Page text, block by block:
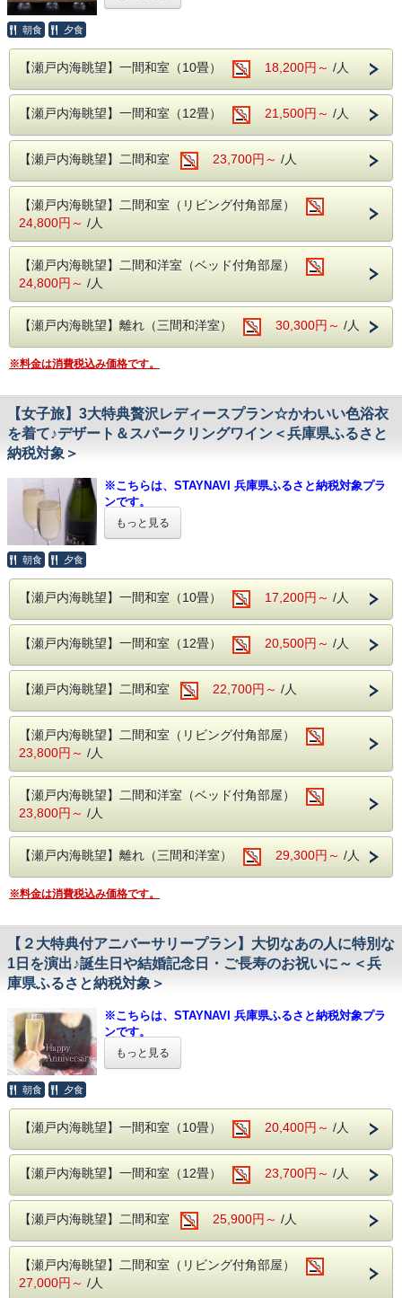
■播州赤穂駅より送迎バスあり ※事前予約制
備考欄に記入または前日までに
お電話でご予約をお願いいたします。
「お一人様で当館にご宿泊されるお客様かつ現地でのお支払
いをご希望の場合」はチェックイン時に【宿泊費+入湯税】
のお支払いをお願いしております。
-------------------------------------------------------------
■温泉 ～名湯100選に選ばれた「よみがえりの湯」～
疲労回復や美肌効果のある赤穂温泉を
瀬戸内海を一望できる絶景の露天風呂でお愉しみ頂けます。
外温泉 男女入れ替え制
【露天風呂】
男性05：30〜10：00、女性15：00〜23：00
【室内大岩風呂】
女性05：30〜10：00、男性15：00〜23：00
大浴場 内風呂
【男湯・女湯】05：30〜23：00
【海楼庭園】～呑海楼の癒しと絶景のスポット～
朝には瀬戸内海から昇ってくる朝日を
夜には松明やライトアップで幻想的な雰囲気を楽しめます。
利用時間 5：30 ～ 23：00
（18：00～20：00はご利用頂けません。）
■心を癒す ～絶景とおもてなし～
・オーシャンビューの客室や露天風呂から
瀬戸内海に昇る絶景の朝日がご覧いただけます。
■播州赤穂駅より送迎バスあり ※事前予約制
送り時刻 09：10、10：10
備考欄に記入または前日までに
お電話でご予約をお願いいたします。
■夕食：人気の季節の彩り会席となります。
となります。
前菜、椀物、造り、和牛の陶板焼、鯛の兜煮、茶碗蒸し、
御飯、留椀、香物、デザート
■お子様ランチ
［内容一例］
チキンライス ワンプレート（海老フライ・唐揚げ・一口
コロッケ・ハンバーグ・ポテトフライ・生野菜サラダ） コ
ーンスープ 茶碗蒸し デザート
◇◆◇お食事についてのご案内◆◇◆
※当日の仕入れ状況にあわせ、厳選してご提
※２階お食事処にてご用意いたします。
※朝食は和定食となります。
※お子様も含めましてアレルギーの有無・詳細を当館
までご連絡下さいませ。
ため、前日や当日ではご対応出来兼ねます。予めご連
絡下さいませ。
■人気オプション「鯛の塩釜焼き」のご案内
【前日までのご予約制】
新鮮な真鯛を赤穂の塩で包み焼き上げた
小：4,400円（税込）
中：6,600円（税込）
大：8,800円（税込）
※予約時の「備考欄」または予約後にお電話
にて
事前にご連絡をお願いいたします。
フロント：0791-42-6601
-------------------------------------------------------------
■温泉 ～名湯100選に選ばれた「よみがえりの湯」～
瀬戸内海を一望できる絶景の露天風呂でお愉しみ頂けます。
外温泉 男女入れ替え制
男性05：30〜10：00、女性15：00〜23：00
【室内大岩風呂】
女性05：30〜10：00、男性15：00〜23：00
大浴場 内風呂
【海楼庭園】～呑海楼の癒しと絶景のスポット～
朝には瀬戸内海から昇ってくる朝日を
夜には松明やライトアップで幻想的な雰囲気を楽しめま
す。
利用時間 5：30 ～ 23：00
■心を癒す ～絶景とおもてなし～
瀬戸内海に昇る絶景の朝日がご覧いただけます。
備考欄に記入または前日までに
・当館では全てのプラン（事前カード決済のみのプラ
ンは不可）で納税額の30％が割引となる兵庫県ふるさ
・プラン予約だけでは、兵庫県ふるさと納税返礼クー
ポンは適用されませんので下記の通り手続き下さい。
1. 当館公式ホームページからご予約（このページです）
※お支払方法は必ず【現地決済】をお選びください。
2. STAYNAVIふるさと納税 呑海楼のページに移動し、寄附
手続き＆決済（クレジットカード決済）後、電子クーポンが
3. チェックイン当日にフロントにSTAYNAVIで発行クーポン
（印刷もしくはスマホ画面）を提示することにより割引が適
【プラン内容】
こだわりの地酒と自慢の会席料理を堪能
お得な利き酒セット付ほろ酔いプラン★
一！
さらに日本一の品質と言われる酒米「山田錦」の故郷でもあ
ります。
いと
利き酒セット付のプランをご用意いたしました！
≪兵庫のおすすめ日本酒 利き酒セット≫
●龍力酒造「神力 特別純米」
兵庫県たつの市御津町中島産『神力』100%使用の特別純米
華やかな米の香りとコクのある旨み、スッキリとした後味に
適度な酸が心地よい余韻を感じさせます。
●奥藤酒造「忠臣蔵 純米吟醸」
なめらかで柔らかくまったりとした口当たりが特徴
独特の酸がバランスよく日本酒本来の豊かな味わいを楽しめ
●山陽盃酒造「播州一献 純米超辛口無濾過」
味わいとキレを両立させた超辛口！
濃醇な旨味と米の自然な甘味の絶妙なバランスがクセにな
辛口ファンにはたまらない逸品です。
■夕食 ：
人気の季節の彩り会席となります。
料理内容はスタンダードプランに記載をしております。
■小学生のお子様のお料理はお子様用にご準備した特別会席
前菜、椀物、造り、和牛の陶板焼、鯛の兜煮、茶碗蒸し、
御飯、留椀、香物、デザート
■お子様ランチ
［内容一例］
チキンライス ワンプレート（海老フライ・唐揚げ・一口
コロッケ・ハンバーグ・ポテトフライ・生野菜サラダ） コ
ーンスープ 茶碗蒸し デザート
◇◆◇お食事についてのご案内◆◇◆
※朝食は和定食となります。
※お子様も含めましてアレルギーの有無・詳細を当館
◇当館は鯖を含む青魚を使用して出汁を引いている
ため、前日や当日ではご対応出来兼ねます。予めご連
※料理写真はイメージです。
-------------------------------------------------------------
疲労回復や美肌効果のある赤穂温泉を
瀬戸内海を一望できる絶景の露天風呂でお愉しみ頂けます。
朝食 夕食
【瀬戸内海眺望】一間和室（10畳） 18,200円～ /人
【瀬戸内海眺望】一間和室（12畳） 21,500円～ /人
【瀬戸内海眺望】二間和室 23,700円～ /人
【瀬戸内海眺望】二間和室（リビング付角部屋）
24,800円～ /人
【瀬戸内海眺望】二間和洋室（ベッド付角部屋）
24,800円～ /人
【瀬戸内海眺望】離れ（三間和洋室） 30,300円～ /人
※料金は消費税込み価格です。
【女子旅】3大特典贅沢レディースプラン☆かわいい色浴衣
を着て♪デザート＆スパークリングワイン＜兵庫県ふるさと
納税対象＞
※こちらは、STAYNAVI 兵庫県ふるさと納税対象プラ
ンです。
※ふるさと納税をご利用されない方も、ご予約頂けま
・当館では全てのプラン（事前カード決済のみのプラ
ンは不可）で納税額の30％が割引となる兵庫県ふるさ
・プラン予約だけでは、兵庫県ふるさと納税返礼クー
ポンは適用されませんので下記の通り手続き下さい。
1. 当館公式ホームページからご予約（このページです）
※お支払方法は必ず【現地決済】をお選びください。
2. STAYNAVIふるさと納税 呑海楼のページに移動し、寄附
手続き＆決済（クレジットカード決済）後、電子クーポンが
3. チェックイン当日にフロントにSTAYNAVIで発行クーポン
（印刷もしくはスマホ画面）を提示することにより割引が適
【プラン内容】
女子力アップ応援♪
3大特典付★贅沢レディースプラン
友人を誘って癒し旅へ出掛けませんか？
≪嬉しい3大特典をご用意≫
チェックイン時にお好きな色浴衣をお選びいただけます。
着付けもお手伝いいたしますので、涼やかなはんなり美人に
料理長渾身のお料理のラストには
デザートとコーヒーをサービス♪
瀬戸内海の絶景や季節のお料理も満喫し
心と身体を癒す贅沢なひとときをお過ごしください。
１．色浴衣 チェックイン時にお好きな浴衣をお選びいただ
けます。
３．スパークリングワイン ハーフボトル1本プレゼント！
■夕食
人気の季節の彩り会席となります。
料理内容はスタンダードプランに記載をしております。
もっと見る
朝食 夕食
【瀬戸内海眺望】一間和室（10畳） 17,200円～ /人
【瀬戸内海眺望】一間和室（12畳） 20,500円～ /人
【瀬戸内海眺望】二間和室 22,700円～ /人
【瀬戸内海眺望】二間和室（リビング付角部屋）
23,800円～ /人
【瀬戸内海眺望】二間和洋室（ベッド付角部屋）
23,800円～ /人
【瀬戸内海眺望】離れ（三間和洋室） 29,300円～ /人
※料金は消費税込み価格です。
【２大特典付アニバーサリープラン】大切なあの人に特別な
1日を演出♪誕生日や結婚記念日・ご長寿のお祝いに～＜兵
庫県ふるさと納税対象＞
※こちらは、STAYNAVI 兵庫県ふるさと納税対象プラ
ンです。
※ふるさと納税をご利用されない方も、ご予約頂けま
・当館では全てのプラン（事前カード決済のみのプラ
ンは不可）で納税額の30％が割引となる兵庫県ふるさ
・プラン予約だけでは、兵庫県ふるさと納税返礼クー
ポンは適用されませんので下記の通り手続き下さい。
1. 当館公式ホームページからご予約（このページです）
※お支払方法は必ず【現地決済】をお選びください。
2. STAYNAVIふるさと納税 呑海楼のページに移動し、寄附
手続き＆決済（クレジットカード決済）後、電子クーポンが
もっと見る
朝食 夕食
【瀬戸内海眺望】一間和室（10畳） 20,400円～ /人
【瀬戸内海眺望】一間和室（12畳） 23,700円～ /人
【瀬戸内海眺望】二間和室 25,900円～ /人
【瀬戸内海眺望】二間和室（リビング付角部屋）
27,000円～ /人